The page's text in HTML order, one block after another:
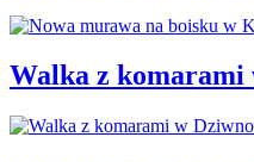
Walka z komarami